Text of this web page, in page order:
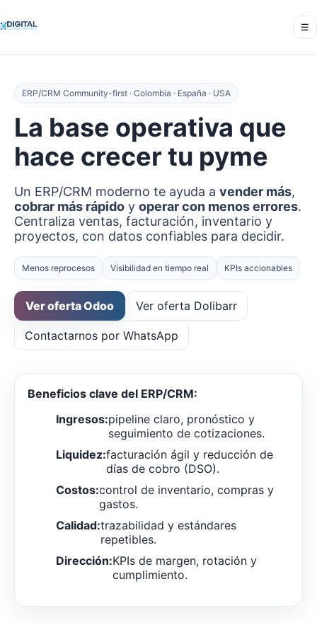
☰
ERP/CRM Community-first · Colombia · España · USA
La base operativa que
hace crecer tu pyme
Un ERP/CRM moderno te ayuda a vender más,
cobrar más rápido y operar con menos errores.
Centraliza ventas, facturación, inventario y
proyectos, con datos confiables para decidir.
Menos reprocesos Visibilidad en tiempo real KPIs accionables
Ver oferta Odoo Ver oferta Dolibarr
Contactarnos por WhatsApp
Beneficios clave del ERP/CRM:
Ingresos:pipeline claro, pronóstico y
seguimiento de cotizaciones.
Liquidez:facturación ágil y reducción de
días de cobro (DSO).
Costos:control de inventario, compras y
gastos.
Calidad:trazabilidad y estándares
repetibles.
Dirección:KPIs de margen, rotación y
cumplimiento.